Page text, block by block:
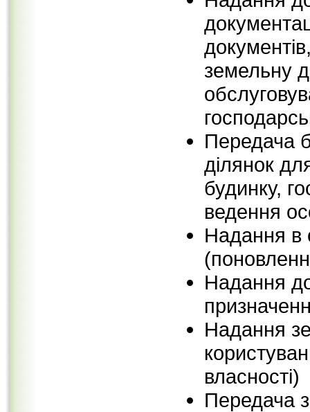
земельну
Передача
ділянок
будинку,
ведення
Надання в
Надання
Надання
власності)
Передача